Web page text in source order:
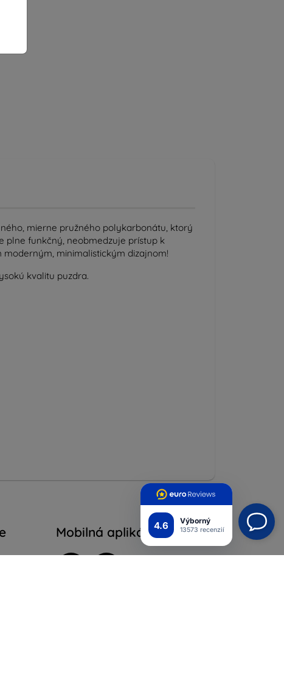
4.6 Výborný
13573 recenzií
mierne pružného polykarbonátu, ktorý
plne funkčný, neobmedzuje prístup k
minimalistickým dizajnom!
kvalitu puzdra.
Mobilná aplikácia